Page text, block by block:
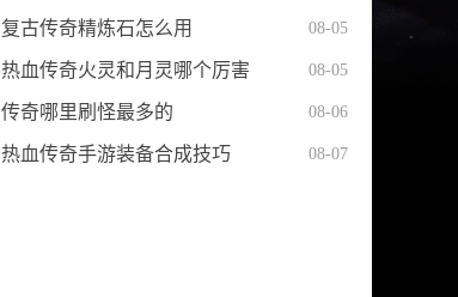
复古传奇精炼石怎么用 08-05
热血传奇火灵和月灵哪个厉害 08-05
传奇哪里刷怪最多的 08-06
热血传奇手游装备合成技巧 08-07